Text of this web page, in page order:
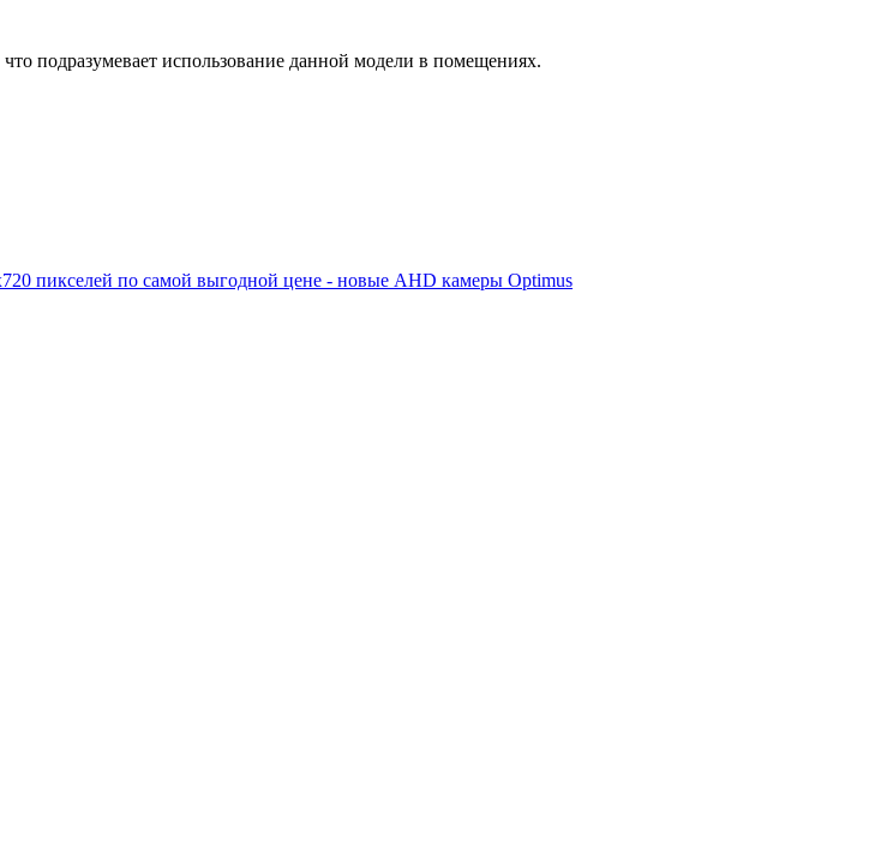
подразумевает использование данной модели в помещениях.
пикселей по самой выгодной цене - новые AHD камеры Optimus